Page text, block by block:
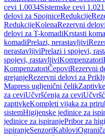
cevi 1.0034Sistemske cevi
delovi za SpojniceRedukcije
RedukcijeKolenaRezervni
delovi za T-komadiKrstasti
komadiPrelazi, nerastavljivi
nerastavljiviPrelazi i spojevi,
spojevi, rastavljiviKompenzatori
KompenzatoriČepoviRezervni
grejanjeRezervni delovi za
Mapress ugljenični čelik
za ceviUčvršćenja za cevi
zaptivkeKompleti vijaka za
sistemHigijenske jedinice za
jedinice za ispiranjePribor za
ispiranjeSenzoriKablovi